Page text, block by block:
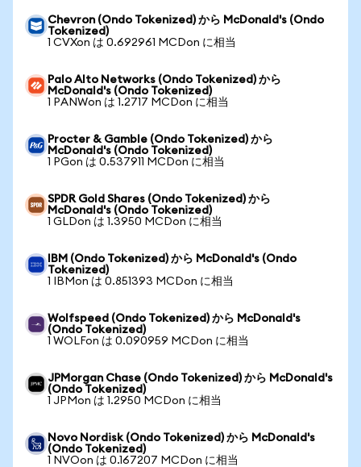
Chevron (Ondo Tokenized) から McDonald's (Ondo
Tokenized)
1 CVXon は 0.692961 MCDon に相当
Palo Alto Networks (Ondo Tokenized) から
McDonald's (Ondo Tokenized)
1 PANWon は 1.2717 MCDon に相当
Procter & Gamble (Ondo Tokenized) から
McDonald's (Ondo Tokenized)
1 PGon は 0.537911 MCDon に相当
SPDR Gold Shares (Ondo Tokenized) から
McDonald's (Ondo Tokenized)
1 GLDon は 1.3950 MCDon に相当
IBM (Ondo Tokenized) から McDonald's (Ondo
Tokenized)
1 IBMon は 0.851393 MCDon に相当
Wolfspeed (Ondo Tokenized) から McDonald's
(Ondo Tokenized)
1 WOLFon は 0.090959 MCDon に相当
JPMorgan Chase (Ondo Tokenized) から McDonald's
(Ondo Tokenized)
1 JPMon は 1.2950 MCDon に相当
Novo Nordisk (Ondo Tokenized) から McDonald's
(Ondo Tokenized)
1 NVOon は 0.167207 MCDon に相当